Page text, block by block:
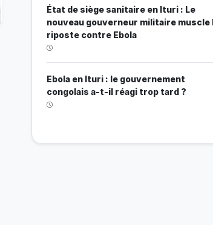
État de siège sanitaire en Ituri : Le
nouveau gouverneur militaire muscle
riposte contre Ebola
Ebola en Ituri : le gouvernement
congolais a-t-il réagi trop tard ?